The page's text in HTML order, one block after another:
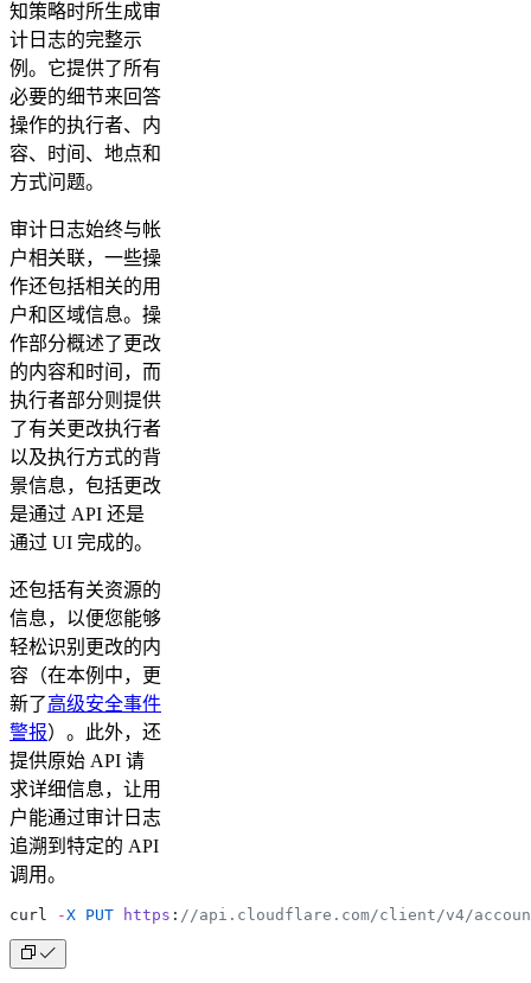
知策略时所生成审
计日志的完整示
例。它提供了所有
必要的细节来回答
操作的执行者、内
容、时间、地点和
方式问题。
审计日志始终与帐
户相关联，一些操
作还包括相关的用
户和区域信息。操
作部分概述了更改
的内容和时间，而
执行者部分则提供
了有关更改执行者
以及执行方式的背
景信息，包括更改
是通过 API 还是
通过 UI 完成的。
还包括有关资源的
信息，以便您能够
轻松识别更改的内
容（在本例中，更
新了 高级安全事件
警报）。此外，还
提供原始 API 请
求详细信息，让用
户能通过审计日志
追溯到特定的 API
调用。
curl -X PUT https : //api.cloudflare.com/client/v4/